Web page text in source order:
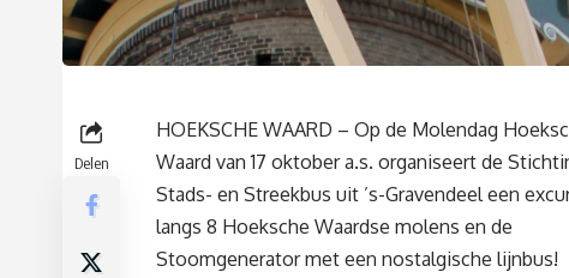
Delen
HOEKSCHE WAARD – Op de Molendag
Waard van 17 oktober a.s. organiseert de
Stads- en Streekbus uit ’s-Gravendeel een
langs 8 Hoeksche Waardse molens en de
Stoomgenerator met een nostalgische lijnbus!